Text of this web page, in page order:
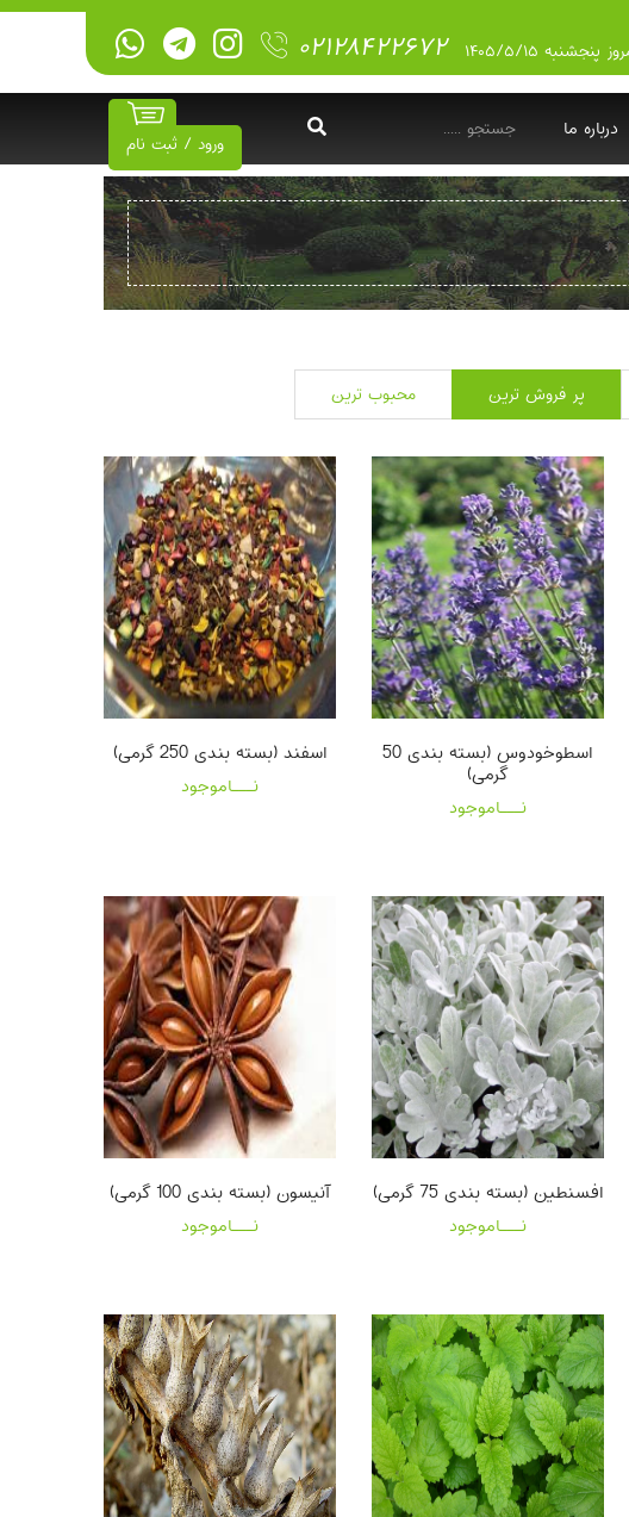
۰۲۱۲۸۴۲۲۶۷۲ پنجشنبه ۱۴۰۵/۵/۱۵
درباره ما
ورود / ثبت نام
محبوب ترین پر فروش ترین
اسطوخودوس (بسته بندی 50
گرمی)
نـــاموجود
اسفند (بسته بندی 250 گرمی)
نـــاموجود
افسنطین (بسته بندی 75 گرمی)
نـــاموجود
آنیسون (بسته بندی 100 گرمی)
نـــاموجود